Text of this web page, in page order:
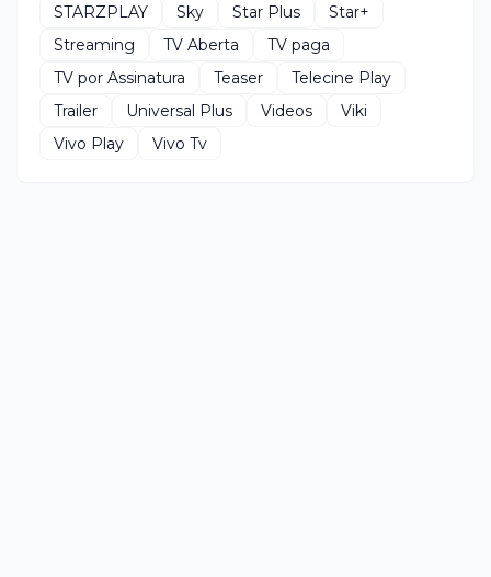
STARZPLAY
Sky Star Plus
Star+
Streaming
TV Aberta
TV paga
TV por Assinatura
Teaser
Telecine Play
Trailer
Universal Plus Videos
Viki
Vivo Play
Vivo Tv